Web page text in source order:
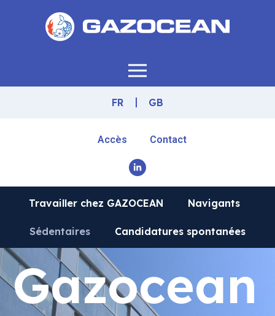
FR GB
Accès Contact
Travailler chez GAZOCEAN Navigants
Sédentaires Candidatures spontanées
Gazocean